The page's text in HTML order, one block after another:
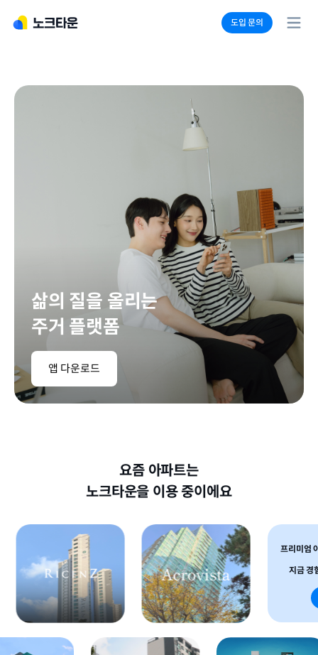
도입 문의
삶의 질을 올리는
주거 플랫폼
앱 다운로드
요즘 아파트는
노크타운을 이용 중이에요
프리미엄 아파
지금 경험해